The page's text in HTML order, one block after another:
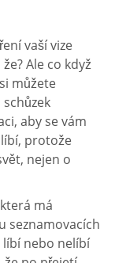
vaší vize
Ale co když
můžete
aby se vám
protože
nejen o
má
seznamovacích
líbí nebo nelíbí